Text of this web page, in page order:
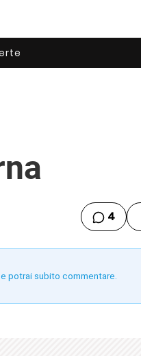
4
potrai subito commentare.